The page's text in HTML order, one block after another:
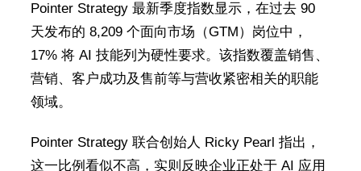
Pointer Strategy 最新季度指数显示，在过去 90
天发布的 8,209 个面向市场（GTM）岗位中，
17% 将 AI 技能列为硬性要求。该指数覆盖销售、
营销、客户成功及售前等与营收紧密相关的职能
领域。
Pointer Strategy 联合创始人 Ricky Pearl 指出，
这一比例看似不高，实则反映企业正处于 AI 应用